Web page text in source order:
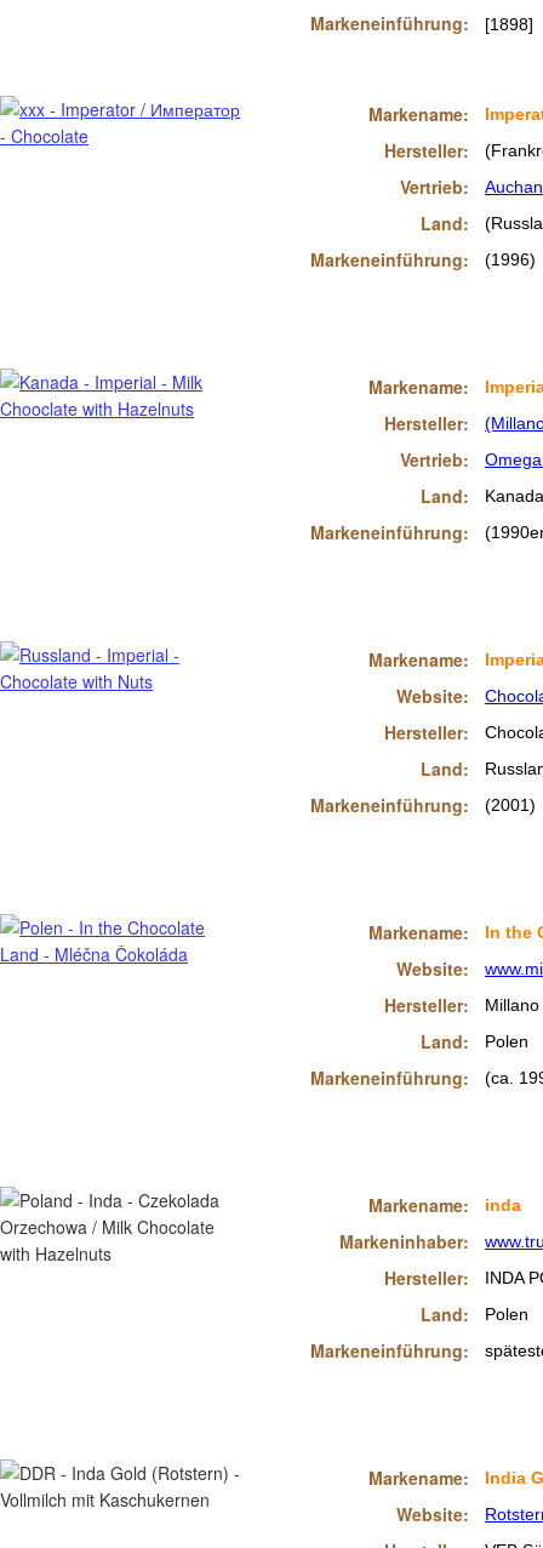
Markename:
Markeninhaber:
Hersteller:
Land:
Markeneinführung:
inda
INDA
Polen
[1898]
Markeneinführung:
Auchan
(1996)
Markename:
Hersteller:
Vertrieb:
Land:
Markeneinführung:
Kanada
Markename:
Hersteller:
Vertrieb:
Land:
Markeneinführung:
Markename:
Website:
Hersteller:
Land:
Markeneinführung:
(2001)
In the
Polen
(ca.
Markename:
Website:
Hersteller:
Land:
Markeneinführung:
India
Markename:
Website: